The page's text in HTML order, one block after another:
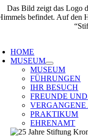
Zum
Inhalt
HOME
MUSEUM
MUSEUM
FÜHRUNGEN
IHR BESUCH
FREUNDE
PRAKTIKUM
EHRENAMT